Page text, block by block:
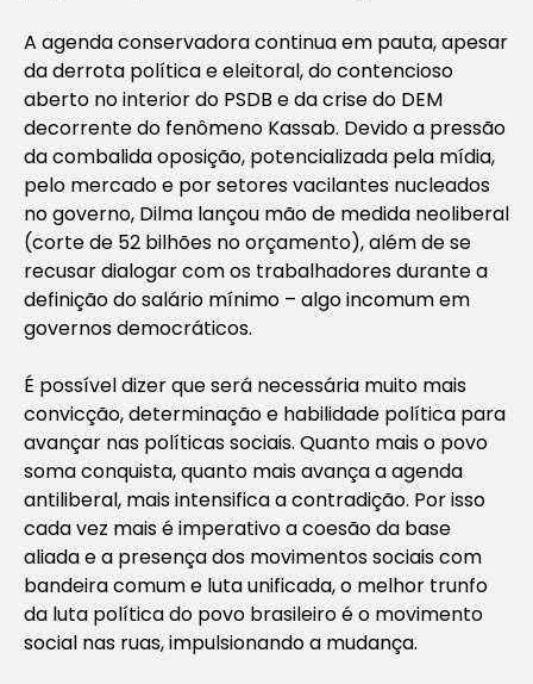
A agenda conservadora continua em pauta, apesar
da derrota política e eleitoral, do contencioso
aberto no interior do PSDB e da crise do DEM
decorrente do fenômeno Kassab. Devido a pressão
da combalida oposição, potencializada pela mídia,
pelo mercado e por setores vacilantes nucleados
no governo, Dilma lançou mão de medida neoliberal
(corte de 52 bilhões no orçamento), além de se
recusar dialogar com os trabalhadores durante a
definição do salário mínimo – algo incomum em
governos democráticos.
É possível dizer que será necessária muito mais
convicção, determinação e habilidade política para
avançar nas políticas sociais. Quanto mais o povo
soma conquista, quanto mais avança a agenda
antiliberal, mais intensifica a contradição. Por isso
cada vez mais é imperativo a coesão da base
aliada e a presença dos movimentos sociais com
bandeira comum e luta unificada, o melhor trunfo
da luta política do povo brasileiro é o movimento
social nas ruas, impulsionando a mudança.